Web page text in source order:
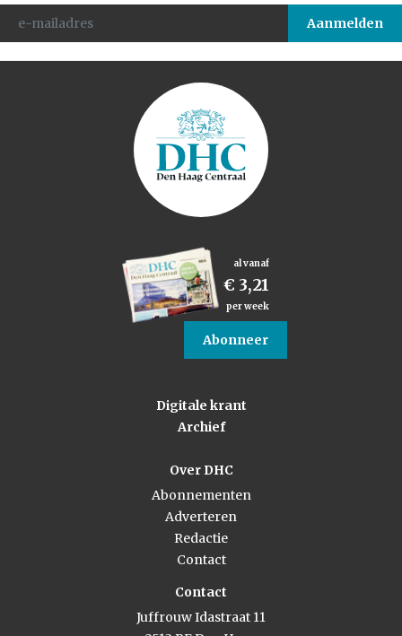
al vanaf
€ 3,21
per week
Abonneer
Digitale krant
Archief
Over DHC
Abonnementen
Adverteren
Redactie
Contact
Contact
Juffrouw Idastraat 11